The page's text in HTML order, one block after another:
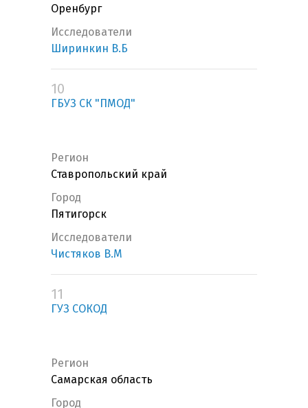
Оренбург
Исследователи
Ширинкин В.Б
10
ГБУЗ СК "ПМОД"
Регион
Ставропольский край
Город
Пятигорск
Исследователи
Чистяков В.М
11
ГУЗ СОКОД
Регион
Самарская область
Город